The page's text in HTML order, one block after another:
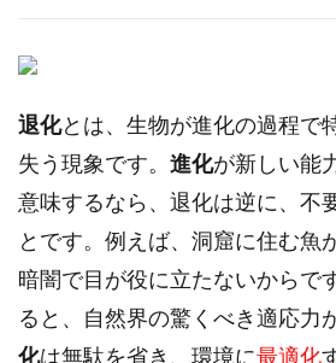
退化とは、生物が進化の過程で
失う現象です。 進化が新しい能
意味するなら、退化は逆に、不
とです。例えば、洞窟に住む魚
暗闇で目が役に立たないからです
ると、自然界の驚くべき適応力
化は無駄を省き、環境に最適化